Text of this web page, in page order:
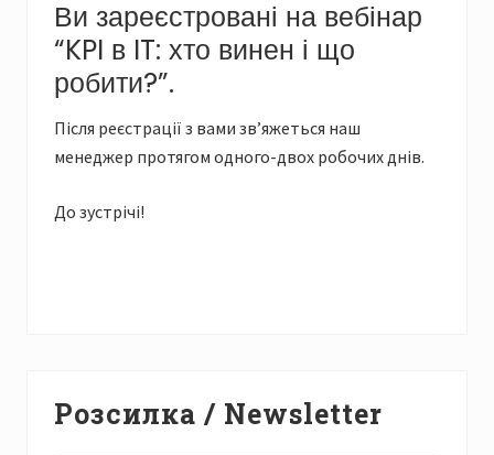
Ви зареєстровані на вебінар
“KPI в IT: хто винен і що
робити?”.
Після реєстрації з вами зв’яжеться наш
менеджер протягом одного-двох робочих днів.
До зустрічі!
Sidebar
Розсилка / Newsletter